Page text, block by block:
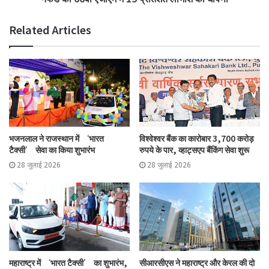
Related Articles
भजनलाल ने राजस्थान में ‘भारत
टैक्सी’ सेवा का किया शुभारंभ
28 जुलाई 2026
विश्वेश्वर बैंक का कारोबार 3,700 करोड़
रुपये के पार, व्हाट्सएप बैंकिंग सेवा शुरू
28 जुलाई 2026
महाराष्ट्र में ‘भारत टैक्सी’ का शुभारंभ,
सीआरसीएस ने महाराष्ट्र और केरल की दो